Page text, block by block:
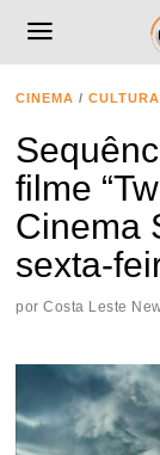
CINEMA / CULTURA
filme
Cinema
sexta-
porCosta Leste